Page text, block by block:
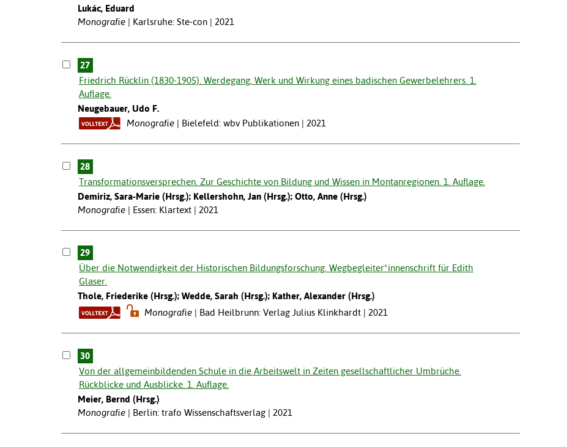
Lukác, Eduard
Monografie
Karlsruhe: Ste-con | 2021
27
Friedrich Rücklin (1830-1905). Werdegang, Werk und Wirkung eines badischen Gewerbelehrers. 1.
Auflage.
Neugebauer, Udo F.
Monografie
Bielefeld: wbv Publikationen | 2021
28
Transformationsversprechen. Zur Geschichte von Bildung und Wissen in Montanregionen. 1. Auflage.
Demiriz, Sara-Marie (Hrsg.); Kellershohn, Jan (Hrsg.); Otto, Anne (Hrsg.)
Monografie
Essen: Klartext | 2021
29
Über die Notwendigkeit der Historischen Bildungsforschung. Wegbegleiter*innenschrift für Edith
Glaser.
Thole, Friederike (Hrsg.); Wedde, Sarah (Hrsg.); Kather, Alexander (Hrsg.)
Monografie
Bad Heilbrunn: Verlag Julius Klinkhardt | 2021
30
Von der allgemeinbildenden Schule in die Arbeitswelt in Zeiten gesellschaftlicher Umbrüche.
Rückblicke und Ausblicke. 1. Auflage.
Meier, Bernd (Hrsg.)
Monografie
Berlin: trafo Wissenschaftsverlag | 2021